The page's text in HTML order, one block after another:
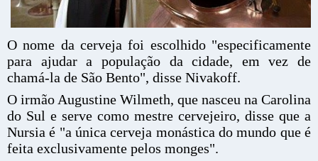
O nome da cerveja foi escolhido "especificamente
para ajudar a população da cidade, em vez de
chamá-la de São Bento", disse Nivakoff.
O irmão Augustine Wilmeth, que nasceu na Carolina
do Sul e serve como mestre cervejeiro, disse que a
Nursia é "a única cerveja monástica do mundo que é
feita exclusivamente pelos monges".